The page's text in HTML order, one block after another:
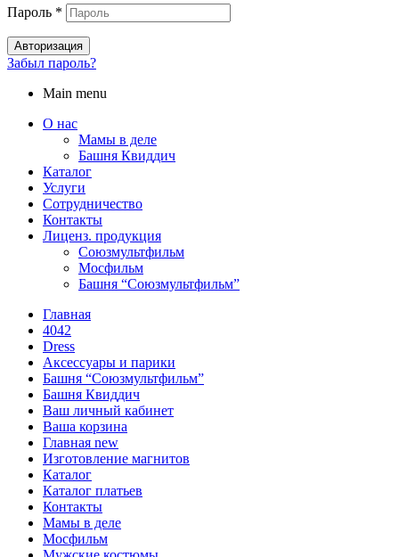
Пароль *
Авторизация
Забыл пароль?
Main menu
О нас
Мамы в деле
Башня Квиддич
Каталог
Услуги
Сотрудничество
Контакты
Лиценз. продукция
Союзмультфильм
Мосфильм
Башня “Союзмультфильм”
Главная
4042
Dress
Аксессуары и парики
Башня “Союзмультфильм”
Башня Квиддич
Ваш личный кабинет
Ваша корзина
Главная new
Изготовление магнитов
Каталог
Каталог платьев
Контакты
Мамы в деле
Мосфильм